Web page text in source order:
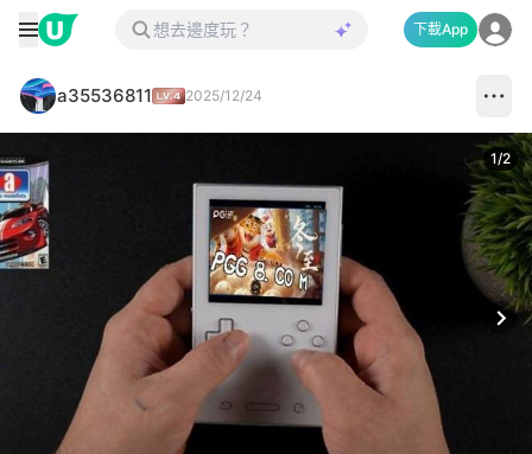
下載App
a35536811 2025/12/24
1/2